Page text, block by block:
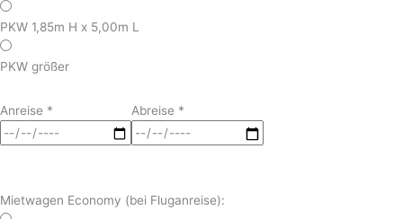
PKW 1,85m H x 5,00m L
PKW größer
Anreise * Abreise *
Mietwagen Economy (bei Fluganreise):